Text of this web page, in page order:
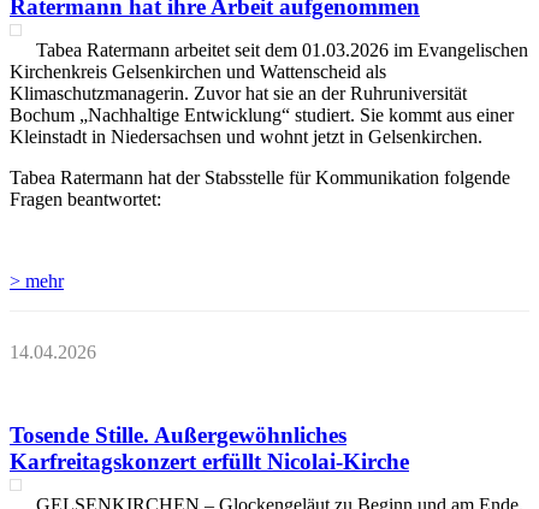
Ratermann hat ihre Arbeit aufgenommen
Tabea Ratermann arbeitet seit dem 01.03.2026 im Evangelischen
Kirchenkreis Gelsenkirchen und Wattenscheid als
Klimaschutzmanagerin. Zuvor hat sie an der Ruhruniversität
Bochum „Nachhaltige Entwicklung“ studiert. Sie kommt aus einer
Kleinstadt in Niedersachsen und wohnt jetzt in Gelsenkirchen.
Tabea Ratermann hat der Stabsstelle für Kommunikation folgende
Fragen beantwortet:
> mehr
14.04.2026
Tosende Stille. Außergewöhnliches
Karfreitagskonzert erfüllt Nicolai-Kirche
GELSENKIRCHEN – Glockengeläut zu Beginn und am Ende.